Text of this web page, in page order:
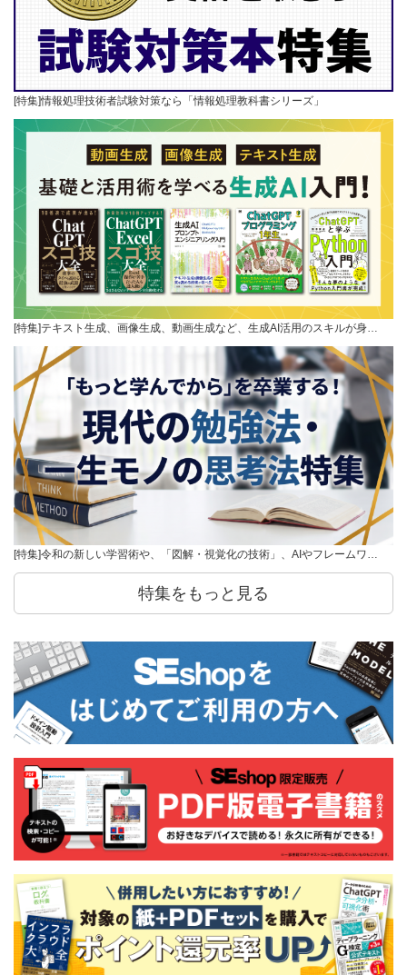
[特集]情報処理技術者試験対策なら「情報処理教科書シリーズ」
[特集]テキスト生成、画像生成、動画生成など、生成AI活用のスキルが身…
[特集]令和の新しい学習術や、「図解・視覚化の技術」、AIやフレームワ…
特集をもっと見る